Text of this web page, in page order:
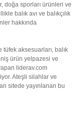
doğa sporları ürünleri ve
balık avı ve balıkçılık
hakkında
tüfek aksesuarları, balık
ürün yelpazesi ve
liderav.com
Ateşli silahlar ve
sitede yayınlanan bu